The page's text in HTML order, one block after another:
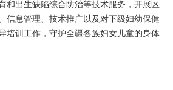
和出生缺陷综合防治等技术服务，开展区
信息管理、技术推广以及对下级妇幼保健
培训工作，守护全疆各族妇女儿童的身体